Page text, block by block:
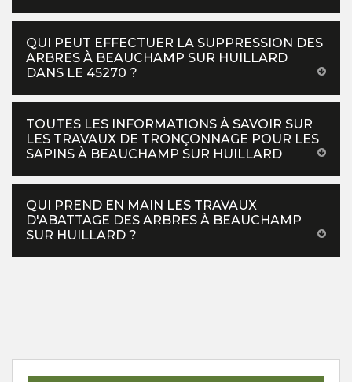
QUI PEUT EFFECTUER LA SUPPRESSION DES
ARBRES À BEAUCHAMP SUR HUILLARD
DANS LE 45270 ?
TOUTES LES INFORMATIONS À SAVOIR SUR
LES TRAVAUX DE TRONÇONNAGE POUR LES
SAPINS À BEAUCHAMP SUR HUILLARD
QUI PREND EN MAIN LES TRAVAUX
D'ABATTAGE DES ARBRES À BEAUCHAMP
SUR HUILLARD ?